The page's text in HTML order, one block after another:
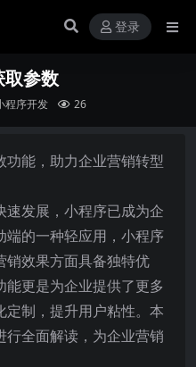
登录
取参数
程序开发 26
能，助力企业营销转型
发展，小程序已成为企
端的一种轻应用，小程序
销效果方面具备独特优
更是为企业提供了更多
制，提升用户粘性。本
全面解读，为企业营销